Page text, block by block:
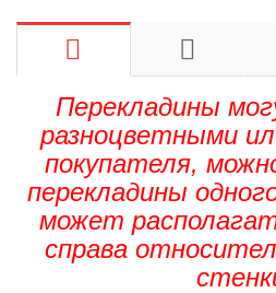
Перекладины
разноцветными
покупателя,
перекладины
может
справа